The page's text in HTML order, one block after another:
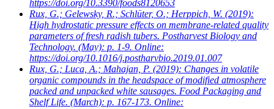
https://doi.org/10.3390/foods8120653
Rux, G.; Gelewsky, R.; Schlüter, O.; Herppich, W. (2019):
High hydrostatic pressure effects on membrane-related quality
parameters of fresh radish tubers. Postharvest Biology and
Technology. (May): p. 1-9. Online:
https://doi.org/10.1016/j.postharvbio.2019.01.007
Rux, G.; Luca, A.; Mahajan, P. (2019): Changes in volatile
organic compounds in the headspace of modified atmosphere
packed and unpacked white sausages. Food Packaging and
Shelf Life. (March): p. 167-173. Online: